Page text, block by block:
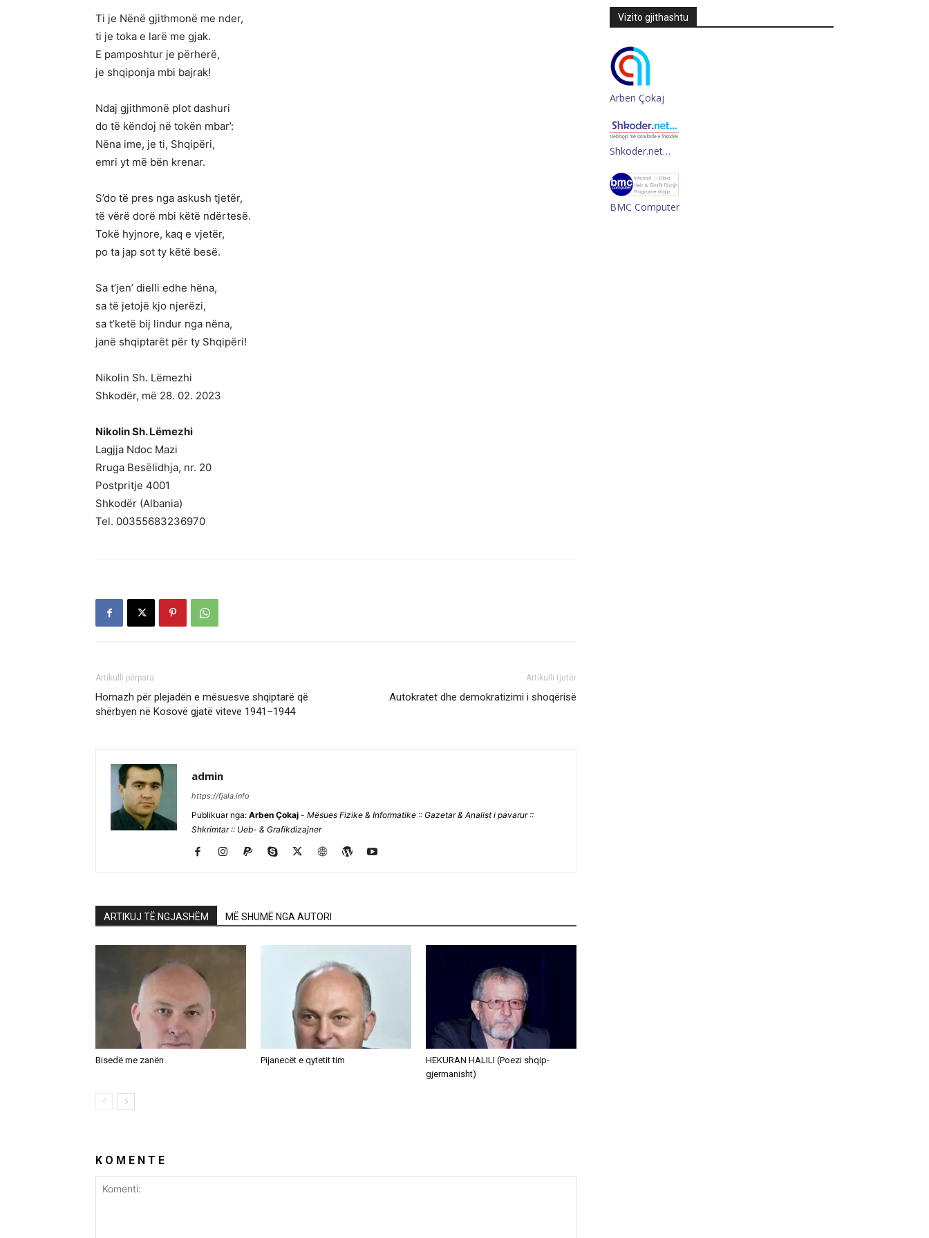
Ti je Nënë gjithmonë me nder,
ti je toka e larë me gjak.
E pamposhtur je përherë,
je shqiponja mbi bajrak!
Ndaj gjithmonë plot dashuri
do të këndoj në tokën mbar’:
Nëna ime, je ti, Shqipëri,
emri yt më bën krenar.
S’do të pres nga askush tjetër,
të vërë dorë mbi këtë ndërtesë.
Tokë hyjnore, kaq e vjetër,
po ta jap sot ty këtë besë.
Sa t’jen’ dielli edhe hëna,
sa të jetojë kjo njerëzi,
sa t’ketë bij lindur nga nëna,
janë shqiptarët për ty Shqipëri!
Nikolin Sh. Lëmezhi
Shkodër, më 28. 02. 2023
Nikolin Sh. Lëmezhi
Lagjja Ndoc Mazi
Rruga Besëlidhja, nr. 20
Postpritje 4001
Shkodër (Albania)
Tel. 00355683236970
Artikulli përpara
Homazh për plejadën e mësuesve shqiptarë që
shërbyen në Kosovë gjatë viteve 1941–1944
Artikulli tjetër
Autokratet dhe demokratizimi i shoqërisë
admin
https://fjala.info
Publikuar nga: Arben Çokaj - Mësues Fizike & Informatike :: Gazetar & Analist i pavarur ::
Shkrimtar :: Ueb- & Grafikdizajner
ARTIKUJ TË NGJASHËM MË SHUMË NGA AUTORI
Bisedë me zanën Pijanecët e qytetit tim
HEKURAN HALILI (Poezi shqip-
gjermanisht)
K O M E N T E
Vizito gjithashtu
Arben Çokaj
Shkoder.net…
BMC Computer